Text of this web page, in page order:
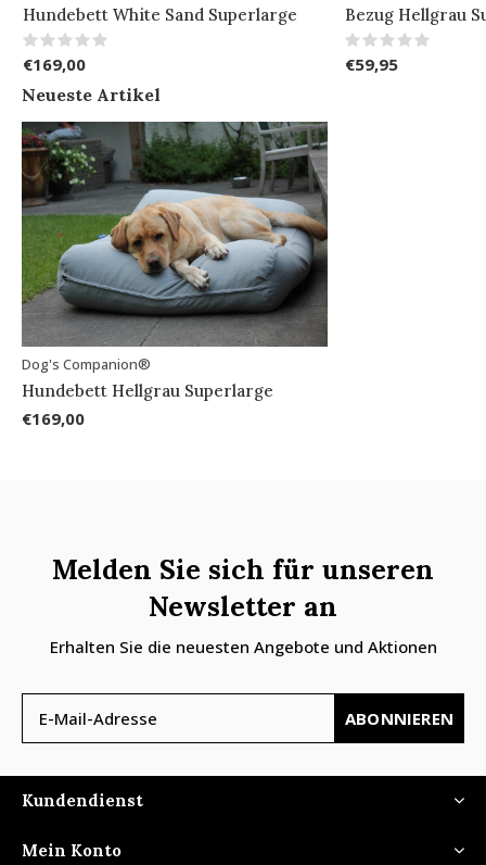
Hundebett White Sand Superlarge
€169,00
Bezug Hellgrau
€59,95
Neueste Artikel
Dog's Companion®
Hundebett Hellgrau Superlarge
€169,00
Melden Sie sich für unseren
Newsletter an
Erhalten Sie die neuesten Angebote und Aktionen
ABONNIEREN
Kundendienst
Mein Konto